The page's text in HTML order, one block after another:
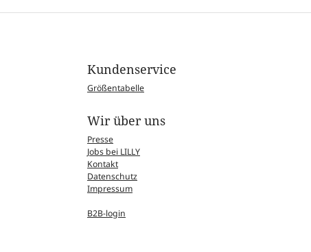
Kundenservice
Größentabelle
Wir über uns
Presse
Jobs bei LILLY
Kontakt
Datenschutz
Impressum
B2B-login